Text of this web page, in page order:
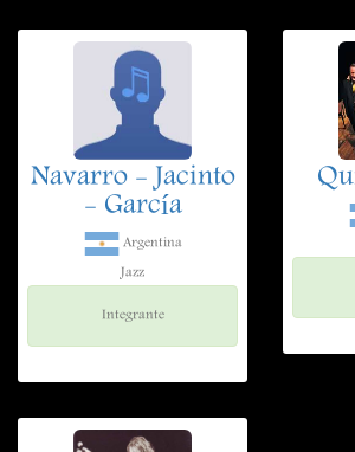
Navarro - Jacinto
- García
Argentina
Jazz
Integrante